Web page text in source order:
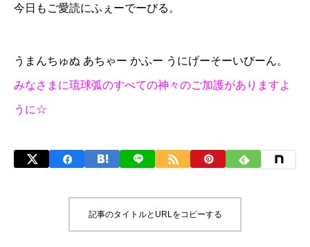
今日もご愛読にふぇーでーびる。
うまんちゅぬ あちゃー かふー うにげーそーいびーん。
みなさまに琉球弧のすべての神々のご加護がありますよ
うに☆
記事のタイトルとURLをコピーする